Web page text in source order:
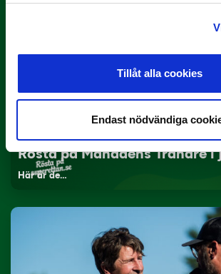
Tillåt alla cookies
Endast nödvändiga
3 JULI
Rösta på Månadens Tränare i
Här är de…